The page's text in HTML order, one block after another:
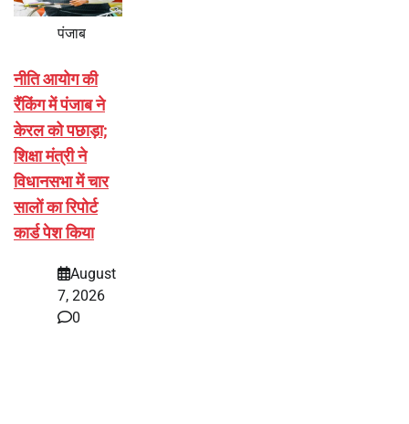
पंजाब
नीति आयोग की
रैंकिंग में पंजाब ने
केरल को पछाड़ा;
शिक्षा मंत्री ने
विधानसभा में चार
सालों का रिपोर्ट
कार्ड पेश किया
August
7, 2026
0